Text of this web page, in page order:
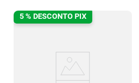
5 % DESCONTO PIX